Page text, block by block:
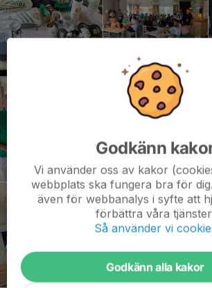
Godkänn
Vi använder oss av kakor
webbplats ska fungera bra för
även för webbanalys i syfte att
förbättra våra
Så använder vi
Godkänn alla kakor